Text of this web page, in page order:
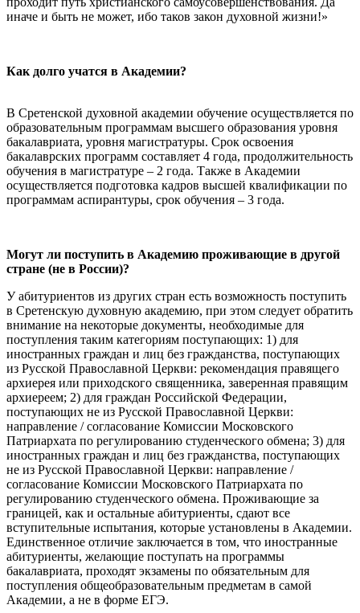
иначе и быть не может, ибо таков закон духовной жизни!»
Как долго учатся в Академии?
В Сретенской духовной академии обучение осуществляется по
образовательным программам высшего образования уровня
бакалавриата, уровня магистратуры. Срок освоения
бакалаврских программ составляет 4 года, продолжительность
обучения в магистратуре – 2 года. Также в Академии
осуществляется подготовка кадров высшей квалификации по
программам аспирантуры, срок обучения – 3 года.
Могут ли поступить в Академию проживающие в другой
стране (не в России)?
У абитуриентов из других стран есть возможность поступить
в Сретенскую духовную академию, при этом следует обратить
внимание на некоторые документы, необходимые для
поступления таким категориям поступающих: 1) для
иностранных граждан и лиц без гражданства, поступающих
из Русской Православной Церкви: рекомендация правящего
архиерея или приходского священника, заверенная правящим
архиереем; 2) для граждан Российской Федерации,
поступающих не из Русской Православной Церкви:
направление / согласование Комиссии Московского
Патриархата по регулированию студенческого обмена; 3) для
иностранных граждан и лиц без гражданства, поступающих
не из Русской Православной Церкви: направление /
согласование Комиссии Московского Патриархата по
регулированию студенческого обмена. Проживающие за
границей, как и остальные абитуриенты, сдают все
вступительные испытания, которые установлены в Академии.
Единственное отличие заключается в том, что иностранные
абитуриенты, желающие поступать на программы
бакалавриата, проходят экзамены по обязательным для
поступления общеобразовательным предметам в самой
Академии, а не в форме ЕГЭ.